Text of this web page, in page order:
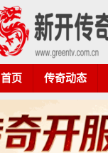
首页 传奇动态